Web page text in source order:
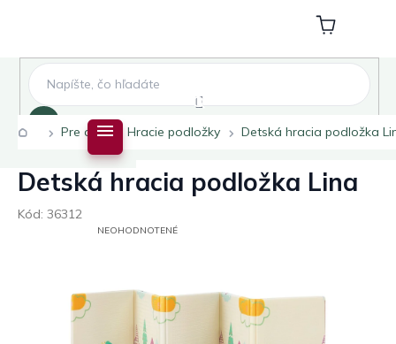
Nákupný
košík
Domov
Pre deti Hracie podložky Detská hracia podložka
Detská hracia podložka Lina
Kód: 36312
PRIEMERNÉNEOHODNOTENÉ